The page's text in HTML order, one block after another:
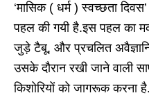
‘मासिक ( धर्म ) स्वच्छता
पहल की गयी है.इस पहल का
जुड़े टैबू, और प्रचलित
उसके दौरान रखी जाने वाली
किशोरियों को जागरूक करना